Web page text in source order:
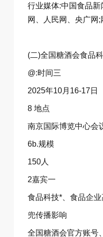
行业媒体:中国食品
网、人民网、央广网
(二)全国糖酒会食品
@:时间三
2025年10月16-17日
8 地点
南京国际博览中心会
6b.规模
150人
2嘉宾一
食品科技*、食品企
兜传播影响
全国糖酒会官方账号